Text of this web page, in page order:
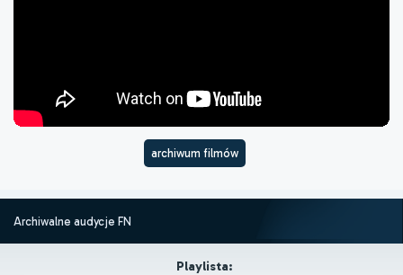
archiwum filmów
Archiwalne audycje FN
Playlista: